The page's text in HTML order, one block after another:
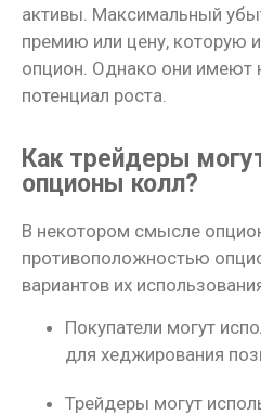
активы. Максимальный
премию или цену, которую
опцион. Однако они имеют
потенциал роста.
Как трейдеры
опционы колл?
В некотором смысле
противоположностью
вариантов их
Покупатели могут
для хеджирования
Трейдеры могут